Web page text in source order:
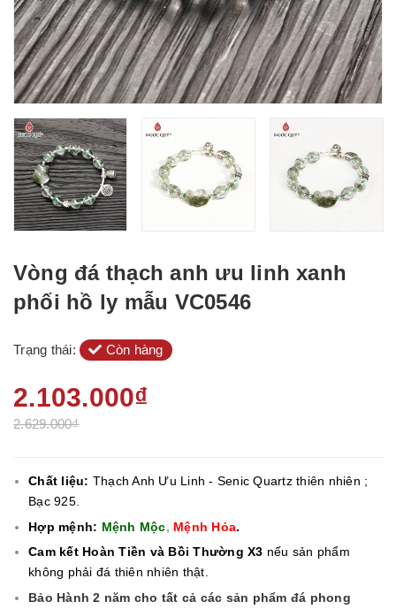
Vòng đá thạch anh ưu linh xanh
phối hồ ly mẫu VC0546
Trạng thái: Còn hàng
2.103.000₫
2.629.000₫
Chất liệu: Thạch Anh Ưu Linh - Senic Quartzthiên nhiên ;
Bạc 925.
Hợp mệnh: Mệnh Mộc, Mệnh Hỏa.
Cam kết Hoàn Tiền và Bồi Thường X3 nếu sản phẩm
không phải đá thiên nhiên thật.
Bảo Hành 2 năm cho tất cả các sản phẩm đá phong